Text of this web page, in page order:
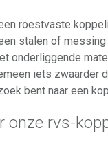
roestvaste
stalen of
onderliggende
iets zwaarder
bent naar een
onze rvs-